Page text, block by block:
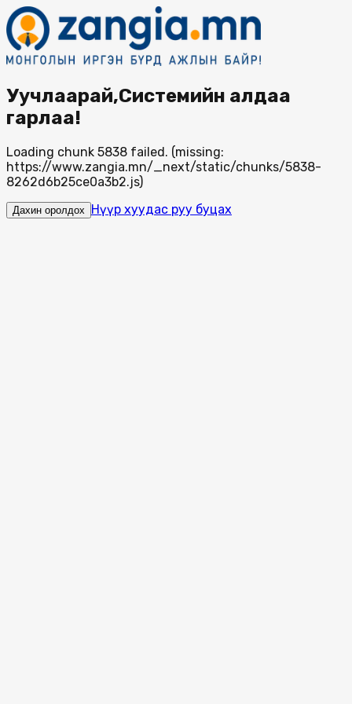
Уучлаарай,Системийн алдаа
гарлаа!
Loading chunk 5838 failed. (missing:
https://www.zangia.mn/_next/static/chunks/5838-
8262d6b25ce0a3b2.js)
Дахин оролдох Нүүр хуудас руу буцах